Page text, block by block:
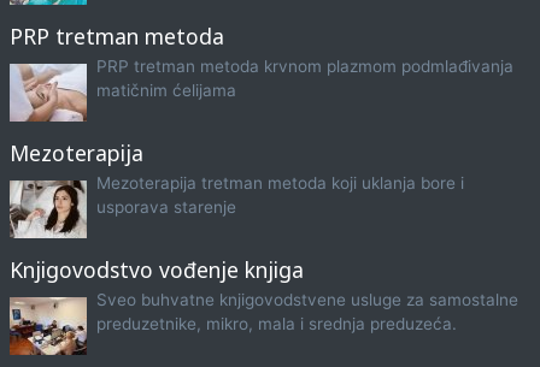
PRP tretman metoda
PRP tretman metoda krvnom plazmom podmlađivanja
matičnim ćelijama
Mezoterapija
Mezoterapija tretman metoda koji uklanja bore i
usporava starenje
Knjigovodstvo vođenje knjiga
Sveo buhvatne knjigovodstvene usluge za samostalne
preduzetnike, mikro, mala i srednja preduzeća.